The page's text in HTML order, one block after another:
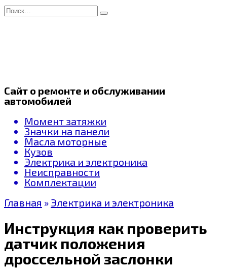
Перейти
к
Search
for:
Сайт о ремонте и обслуживании
автомобилей
Момент затяжки
Значки на панели
Масла моторные
Кузов
Электрика и электроника
Неисправности
Комплектации
Главная » Электрика и электроника
Инструкция как проверить
датчик положения
дроссельной заслонки